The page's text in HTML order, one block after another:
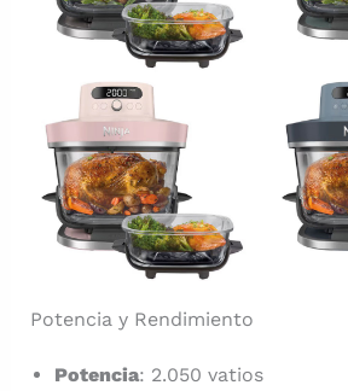
Potencia y Rendimiento
Potencia: 2.050 vatios